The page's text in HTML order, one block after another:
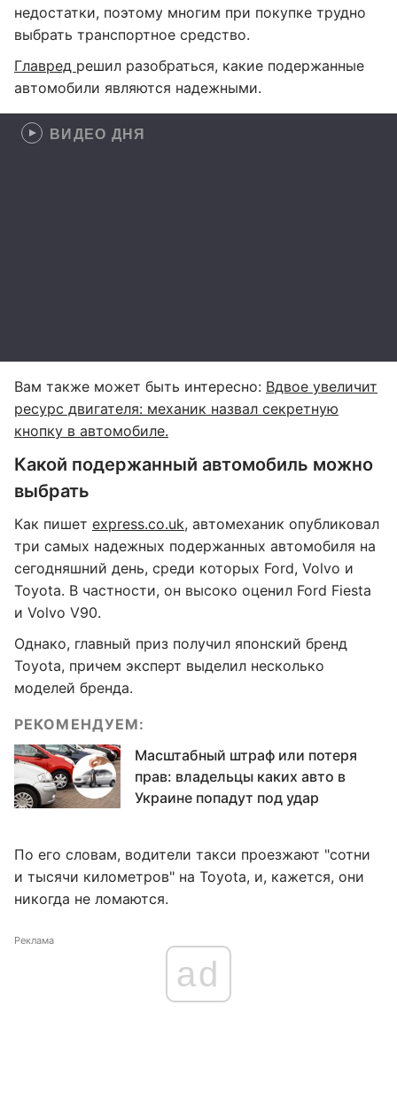
недостатки, поэтому многим при покупке трудно
выбрать транспортное средство.
Главред решил разобраться, какие подержанные
автомобили являются надежными.
ВИДЕО ДНЯ
Вам также может быть интересно: Вдвое увеличит
ресурс двигателя: механик назвал секретную
кнопку в автомобиле.
Какой подержанный автомобиль можно
выбрать
Как пишет express.co.uk, автомеханик опубликовал
три самых надежных подержанных автомобиля на
сегодняшний день, среди которых Ford, Volvo и
Toyota. В частности, он высоко оценил Ford Fiesta
и Volvo V90.
Однако, главный приз получил японский бренд
Toyota, причем эксперт выделил несколько
моделей бренда.
РЕКОМЕНДУЕМ:
Масштабный штраф или потеря
прав: владельцы каких авто в
Украине попадут под удар
По его словам, водители такси проезжают "сотни
и тысячи километров" на Toyota, и, кажется, они
никогда не ломаются.
Реклама
ad